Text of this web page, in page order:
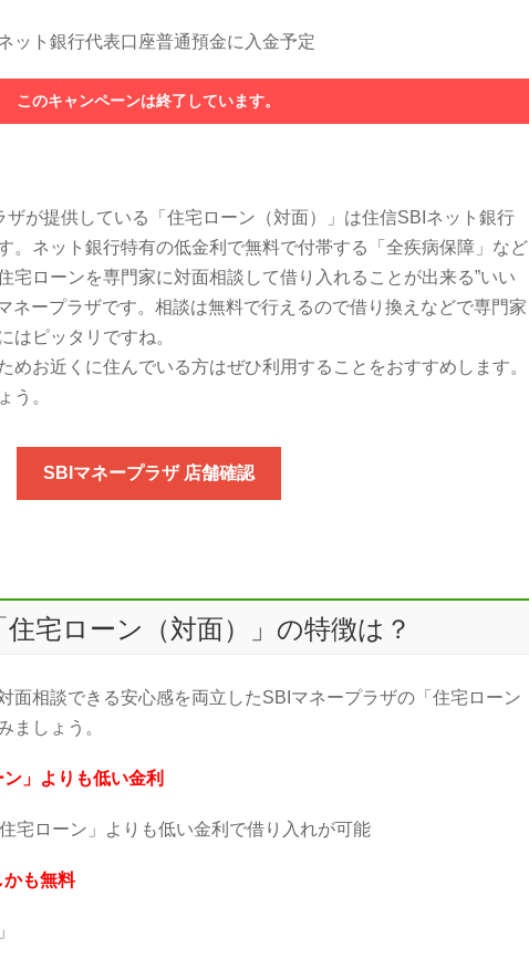
ット銀行代表口座普通預金に入金予定
このキャンペーンは終了しています。
が提供している「住宅ローン（対面）」は住信SBIネット銀行
。ネット銀行特有の低金利で無料で付帯する「全疾病保障」など
宅ローンを専門家に対面相談して借り入れることが出来る”いい
ネープラザです。相談は無料で行えるので借り換えなどで専門家
はピッタリですね。
めお近くに住んでいる方はぜひ利用することをおすすめします。
う。
SBIマネープラザ 店舗確認
宅ローン（対面）」の特徴は？
面相談できる安心感を両立したSBIマネープラザの「住宅ローン
ましょう。
ン」よりも低い金利
宅ローン」よりも低い金利で借り入れが可能
かも無料